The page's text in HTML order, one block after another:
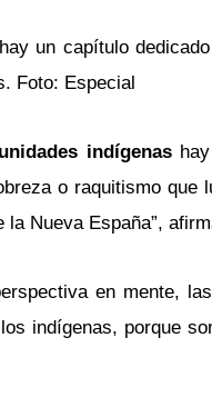
un capítulo
Foto: Especial
indígenas
o raquitismo que
la Nueva España”,
en mente,
indígenas, porque